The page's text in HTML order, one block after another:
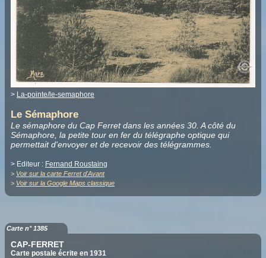
> La-pointe/le-semaphore
Le Sémaphore
Le sémaphore du Cap Ferret dans les années 30. A côté du
Sémaphore, la petite tour en fer du télégraphe optique qui
permettait d'envoyer et de recevoir des télégrammes.
> Editeur : Fernand Roustaing
> Voir sur la carte Ferret d'Avant
> Voir sur la Google Maps classique
Carte n° 1385
CAP-FERRET
Carte postale écrite en 1931